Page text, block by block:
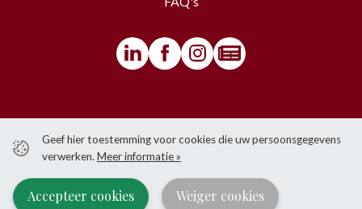
Geef hier toestemming voor cookies die uw persoonsgegevens
verwerken. Meer informatie »
Accepteer cookies Weiger cookies
gelden copyrights.
Het is niet toegestaan om iets over te nemen van de website zonder
voorafgaande schriftelijke toestemming van BourgondiëToerist.